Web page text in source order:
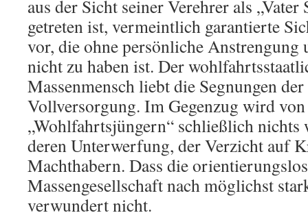
aus der Sicht seiner Verehrer als „Vater
getreten ist, vermeintlich garantierte
vor, die ohne persönliche Anstrengung
nicht zu haben ist. Der
Massenmensch liebt die Segnungen
Vollversorgung. Im Gegenzug wird
„Wohlfahrtsjüngern“ schließlich nichts
deren Unterwerfung, der Verzicht auf
Machthabern. Dass die
Massengesellschaft nach möglichst
verwundert nicht.